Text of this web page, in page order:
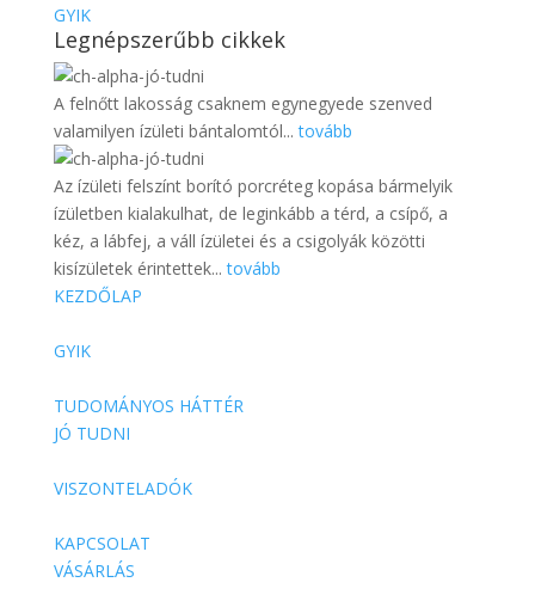
GYIK
Legnépszerűbb cikkek
A felnőtt lakosság csaknem egynegyede szenved
valamilyen ízületi bántalomtól...tovább
Az ízületi felszínt borító porcréteg kopása bármelyik
ízületben kialakulhat, de leginkább a térd, a csípő, a
kéz, a lábfej, a váll ízületei és a csigolyák közötti
kisízületek érintettek...tovább
KEZDŐLAP
GYIK
TUDOMÁNYOS HÁTTÉR
JÓ TUDNI
VISZONTELADÓK
KAPCSOLAT
VÁSÁRLÁS